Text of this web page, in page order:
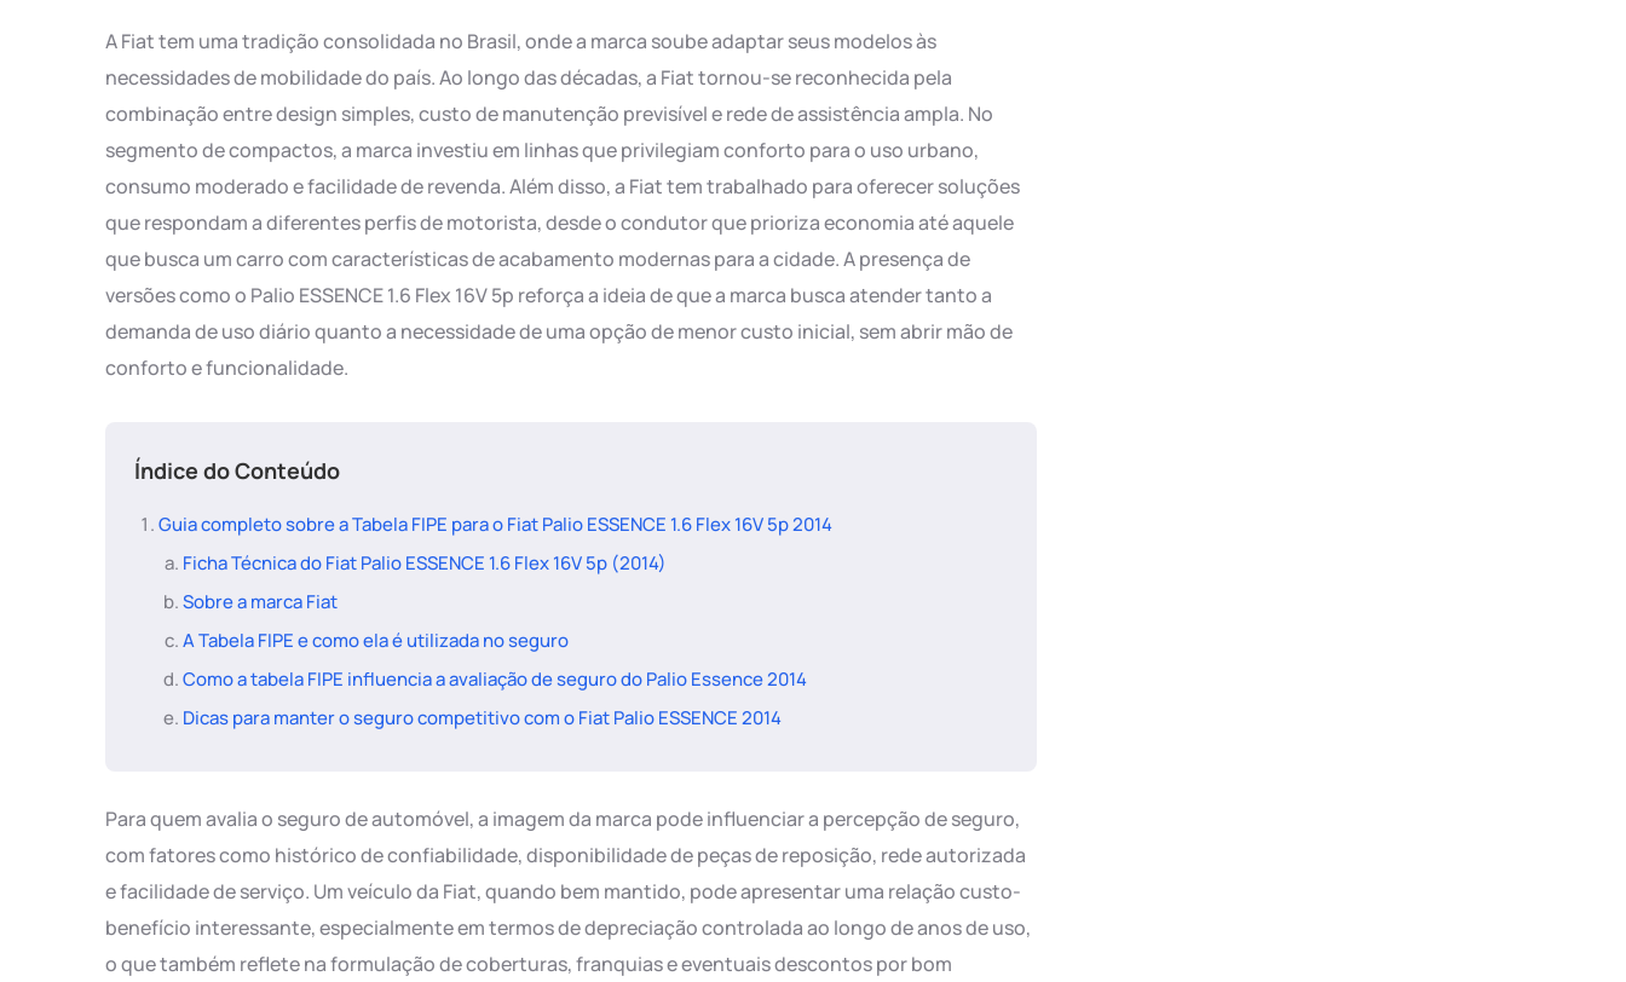
A Fiat tem uma tradição consolidada no Brasil, onde a marca soube adaptar seus modelos às
necessidades de mobilidade do país. Ao longo das décadas, a Fiat tornou-se reconhecida pela
combinação entre design simples, custo de manutenção previsível e rede de assistência ampla. No
segmento de compactos, a marca investiu em linhas que privilegiam conforto para o uso urbano,
consumo moderado e facilidade de revenda. Além disso, a Fiat tem trabalhado para oferecer soluções
que respondam a diferentes perfis de motorista, desde o condutor que prioriza economia até aquele
que busca um carro com características de acabamento modernas para a cidade. A presença de
versões como o Palio ESSENCE 1.6 Flex 16V 5p reforça a ideia de que a marca busca atender tanto a
demanda de uso diário quanto a necessidade de uma opção de menor custo inicial, sem abrir mão de
conforto e funcionalidade.
Índice do Conteúdo
Guia completo sobre a Tabela FIPE para o Fiat Palio ESSENCE 1.6 Flex 16V 5p 2014
Ficha Técnica do Fiat Palio ESSENCE 1.6 Flex 16V 5p (2014)
Sobre a marca Fiat
A Tabela FIPE e como ela é utilizada no seguro
Como a tabela FIPE influencia a avaliação de seguro do Palio Essence 2014
Dicas para manter o seguro competitivo com o Fiat Palio ESSENCE 2014
Para quem avalia o seguro de automóvel, a imagem da marca pode influenciar a percepção de seguro,
com fatores como histórico de confiabilidade, disponibilidade de peças de reposição, rede autorizada
e facilidade de serviço. Um veículo da Fiat, quando bem mantido, pode apresentar uma relação custo-
benefício interessante, especialmente em termos de depreciação controlada ao longo de anos de uso,
o que também reflete na formulação de coberturas, franquias e eventuais descontos por bom